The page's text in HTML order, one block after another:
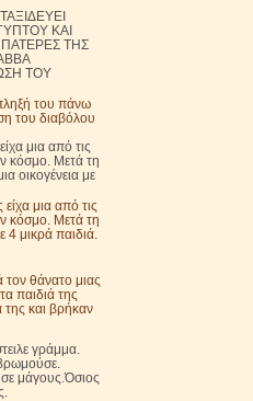
ΚΑΙ
ΤΗΣ
ΤΟΥ
του πάνω
του διαβόλου
μια από τις
κόσμο. Μετά τη
οικογένεια με
μια από τις
κόσμο. Μετά τη
4 μικρά παιδιά.
τον θάνατο μιας
παιδιά της
και βρήκαν
γράμμα.
σε μάγους.Όσιος